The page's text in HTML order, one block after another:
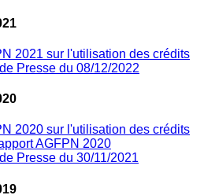
2021 sur l'utilisation des crédits
Presse du 08/12/2022
2020 sur l'utilisation des crédits
AGFPN 2020
Presse du 30/11/2021